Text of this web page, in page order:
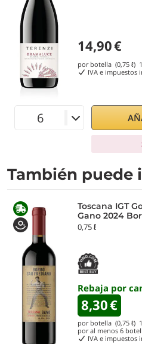
14,90€
por botella (0,75 ℓ)
IVA e impuestos
También puede
Toscana IGT
Gano 2024
0,75 ℓ
Rebaja por
8,30€
por botella (0,75 ℓ)
por al menos 6
IVA e impuestos